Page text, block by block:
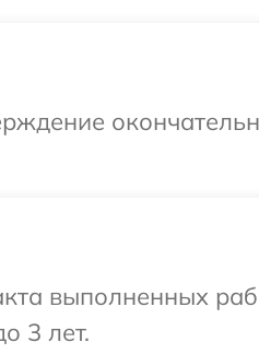
выполненных
3 лет.